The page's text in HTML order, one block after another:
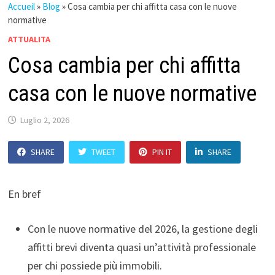
Accueil» Blog »Cosa cambia per chi affitta casa con le nuove
normative
ATTUALITA
Cosa cambia per chi affitta
casa con le nuove normative
Luglio 2, 2026
SHARE TWEET PIN IT SHARE
En bref
Con le nuove normative del 2026, la gestione degli
affitti brevi diventa quasi un’attività professionale
per chi possiede più immobili.